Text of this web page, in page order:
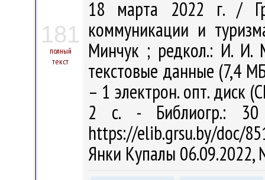
181
полный
текст
18 марта 2022 г. /
коммуникации и
Минчук ; редкол.: И. И.
текстовые данные (7,4
– 1 электрон. опт. диск
2 с. - Библиогр.:
https://elib.grsu.by/doc/
Янки Купалы